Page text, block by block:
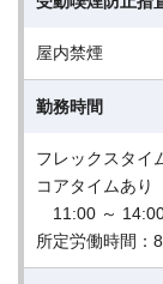
屋内禁煙
勤務時間
フレックスタイ
コアタイムあり
11:00 ～
所定労働時間